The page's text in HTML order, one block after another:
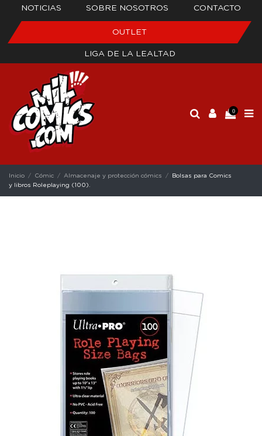
NOTICIAS SOBRE NOSOTROS CONTACTO
OUTLET
LIGA DE LA LEALTAD
0
Inicio Cómic Almacenaje y protección cómics
Bolsas para Comics
y libros Roleplaying (100).